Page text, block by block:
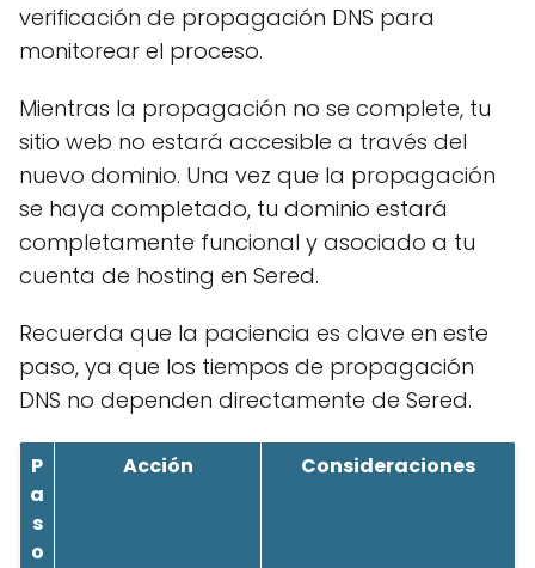
verificación de propagación DNS para
monitorear el proceso.
Mientras la propagación no se complete, tu
sitio web no estará accesible a través del
nuevo dominio. Una vez que la propagación
se haya completado, tu dominio estará
completamente funcional y asociado a tu
cuenta de hosting en Sered.
Recuerda que la paciencia es clave en este
paso, ya que los tiempos de propagación
DNS no dependen directamente de Sered.
P
a
s
o
Acción Consideraciones